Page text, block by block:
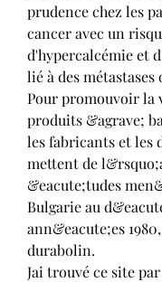
prudence chez les
cancer avec un
d'hypercalcémie et
lié à des métastases
Pour promouvoir la
produits &agrave;
les fabricants et les
mettent de
&eacute;tudes
Bulgarie au
ann&eacute;es
durabolin.
Jai trouvé ce site